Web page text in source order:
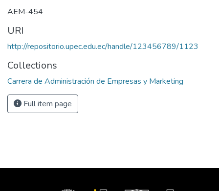
AEM-454
URI
http://repositorio.upec.edu.ec/handle/123456789/1123
Collections
Carrera de Administración de Empresas y Marketing
Full item page